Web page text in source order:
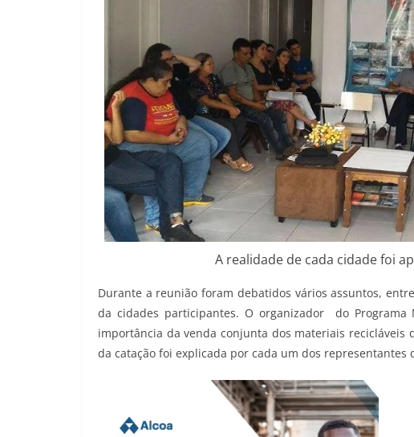
A realidade de cada cidade foi
Durante a reunião foram debatidos vários assuntos,
da cidades participantes. O organizador do
importância da venda conjunta dos materiais recicláveis
da catação foi explicada por cada um dos representantes